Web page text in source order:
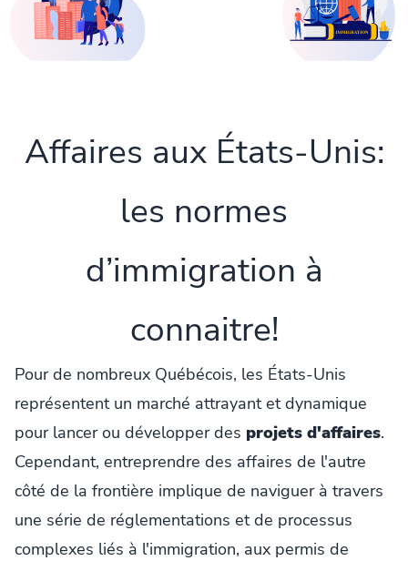
Affaires aux États-Unis:
les normes
d’immigration à
connaitre!
Pour de nombreux Québécois, les États-Unis
représentent un marché attrayant et dynamique
pour lancer ou développer des projets d'affaires.
Cependant, entreprendre des affaires de l'autre
côté de la frontière implique de naviguer à travers
une série de réglementations et de processus
complexes liés à l'immigration, aux permis de